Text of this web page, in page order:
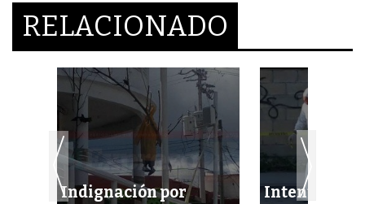
RELACIONADO
Indignación por
Intentan